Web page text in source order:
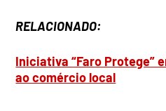
RELACIONADO:
Iniciativa “Faro Protege”
ao comércio local